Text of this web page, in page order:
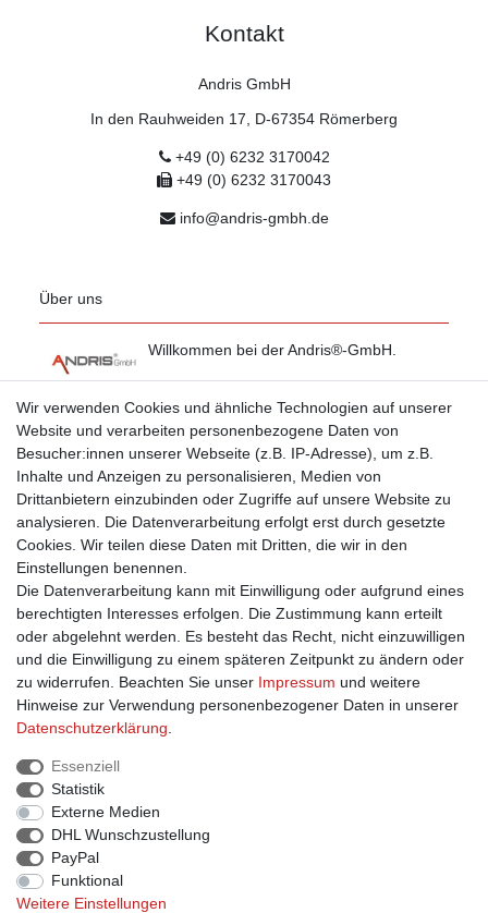
Kontakt
Andris GmbH
In den Rauhweiden 17, D-67354 Römerberg
+49 (0) 6232 3170042
+49 (0) 6232 3170043
info@andris-gmbh.de
Über uns
Willkommen bei der Andris®-GmbH.
Einkaufen
Zahlungsarten
Versandarten & -kosten
Widerrufsrecht
Warenkorb
Zur Kasse
Hilfe
B2B Registrierung
Vertrag widerrufen
Kontakt
Datenschutzerklärung
Impressum
AGB
Wir verwenden Cookies und ähnliche Technologien auf unserer
Website und verarbeiten personenbezogene Daten von
Besucher:innen unserer Webseite (z.B. IP-Adresse), um z.B.
Inhalte und Anzeigen zu personalisieren, Medien von
Drittanbietern einzubinden oder Zugriffe auf unsere Website zu
analysieren. Die Datenverarbeitung erfolgt erst durch gesetzte
Cookies. Wir teilen diese Daten mit Dritten, die wir in den
Einstellungen benennen.
Die Datenverarbeitung kann mit Einwilligung oder aufgrund eines
berechtigten Interesses erfolgen. Die Zustimmung kann erteilt
oder abgelehnt werden. Es besteht das Recht, nicht einzuwilligen
und die Einwilligung zu einem späteren Zeitpunkt zu ändern oder
zu widerrufen. Beachten Sie unser Impressum und weitere
Hinweise zur Verwendung personenbezogener Daten in unserer
Daten­schutz­erklärung
Essenziell
Statistik
Externe Medien
DHL Wunschzustellung
PayPal
Funktional
Weitere Einstellungen